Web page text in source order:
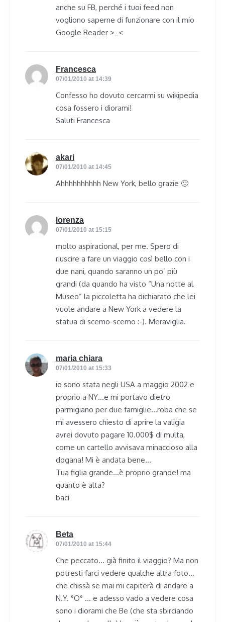
anche su FB, perché i tuoi feed non
vogliono saperne di funzionare con il mio
Google Reader >_<
Francesca
07/01/2010 at 14:39
Confesso ho dovuto cercarmi su wikipedia
cosa fossero i diorami!
Saluti Francesca
akari
07/01/2010 at 14:45
Ahhhhhhhhhh New York, bello grazie 🙂
lorenza
07/01/2010 at 15:15
molto aspiracional, per me. Spero di
riuscire a fare un viaggio così bello con i
due nani, quando saranno un po’ più
grandi (da quando ha visto “Una notte al
Museo” la piccoletta ha dichiarato che lei
vuole andare a New York a vedere la
statua di scemo-scemo :-). Meraviglia.
maria chiara
07/01/2010 at 15:33
io sono stata negli USA a maggio 2002 e
proprio a NY…e mi portavo dietro
parmigiano per due famiglie…roba che se
mi avessero chiesto di aprire la valigia
avrei dovuto pagare 10.000$ di multa,
come un cartello avvisava minaccioso alla
dogana! Mi è andata bene…
Tua figlia grande…è proprio grande! ma
quanto è alta?
baci
Beta
07/01/2010 at 15:44
Che peccato… già finito il viaggio? Ma non
potresti farci vedere qualche altra foto…
che chissà se mai mi capiterà di andare a
N.Y. °O° … e adesso vado a vedere cosa
sono i diorami che Be (che sta sbirciando